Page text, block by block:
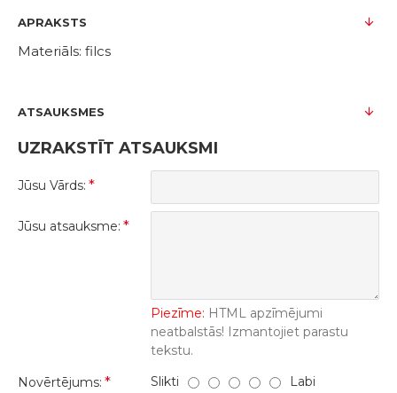
APRAKSTS
Materiāls: filcs
ATSAUKSMES
UZRAKSTĪT ATSAUKSMI
Jūsu Vārds:
Jūsu atsauksme:
Piezīme: HTML apzīmējumi
neatbalstās! Izmantojiet parastu
tekstu.
Novērtējums:
Slikti Labi